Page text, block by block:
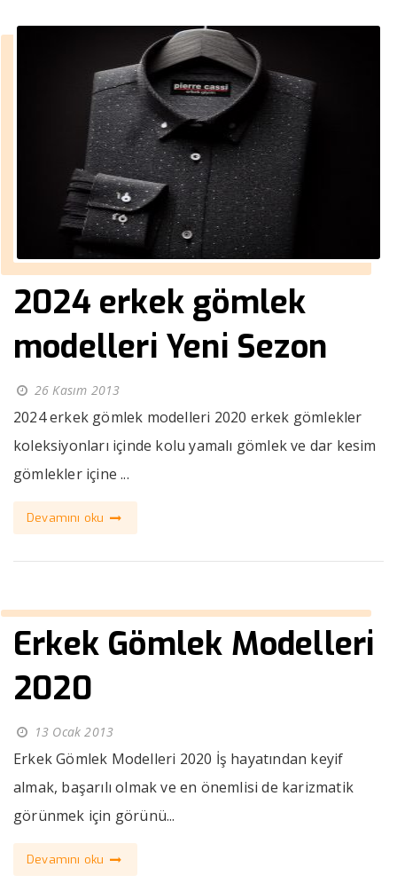
2024 erkek gömlek
modelleri Yeni Sezon
26 Kasım 2013
2024 erkek gömlek modelleri 2020 erkek gömlekler
koleksiyonları içinde kolu yamalı gömlek ve dar kesim
gömlekler içine ...
Devamını oku
Erkek Gömlek Modelleri
2020
13 Ocak 2013
Erkek Gömlek Modelleri 2020 İş hayatından keyif
almak, başarılı olmak ve en önemlisi de karizmatik
görünmek için görünü...
Devamını oku